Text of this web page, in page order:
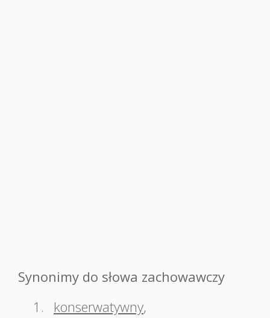
Synonimy do słowa zachowawczy
1.
konserwatywny,